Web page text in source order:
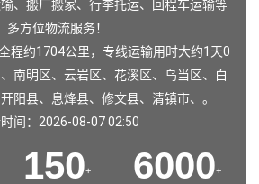
、搬厂搬家、行李托运、回程车运输等
多方位物流服务！
程约1704公里，专线运输用时大约1天0
、 南明区、 云岩区、 花溪区、 乌当区、
白
开阳县、 息烽县、 修文县、 清镇市、。
间：2026-08-07 02:50
150+ 6000+